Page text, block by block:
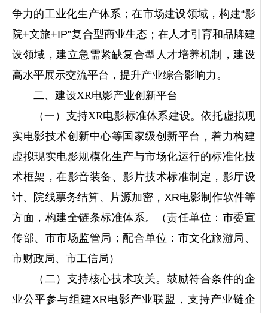
争力的工业化生产体系；在市场建设领域，构建“影
院+文旅+IP”复合型商业生态；在人才引育和品牌建
设领域，建立急需紧缺复合型人才培养机制，建设
高水平展示交流平台，提升产业综合影响力。
二、建设XR电影产业创新平台
（一）支持XR电影标准体系建设。依托虚拟现
实电影技术创新中心等国家级创新平台，着力构建
虚拟现实电影规模化生产与市场化运行的标准化技
术框架，在影音装备、影片技术标准制定，影厅设
计、院线票务结算、片源加密，XR电影制作软件等
方面，构建全链条标准体系。（责任单位：市委宣
传部、市市场监管局；配合单位：市文化旅游局、
市财政局、市工信局）
（二）支持核心技术攻关。 鼓励符合条件的企
业公平参与组建XR电影产业联盟，支持产业链企